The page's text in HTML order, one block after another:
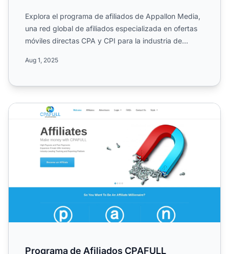
Explora el programa de afiliados de Appallon Media,
una red global de afiliados especializada en ofertas
móviles directas CPA y CPI para la industria de
Aug 1, 2025
Programa de Afiliados CPAFULL
Programa de Afiliados CPAFULL